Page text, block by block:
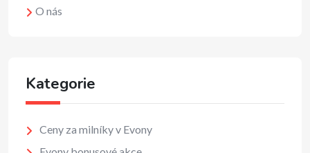
O nás
Kategorie
Ceny za milníky v Evony